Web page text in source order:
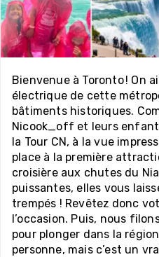
Bienvenue à Toronto ! On
électrique de cette
bâtiments historiques.
Nicook_off et leurs
la Tour CN, à la vue
place à la première
croisière aux chutes du
puissantes, elles vous
trempés ! Revêtez donc
l’occasion. Puis, nous
pour plonger dans la
personne, mais c’est un